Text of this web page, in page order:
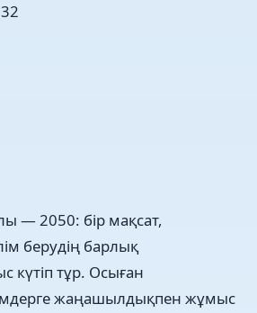
— 2050: бір мақсат,
берудің барлық
күтіп тұр. Осыған
жаңашылдықпен жұмыс